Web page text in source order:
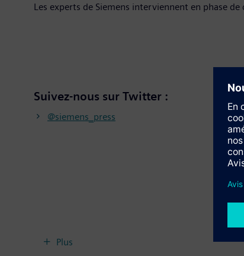
Les experts de Siemens interviennent en phase
Suivez-nous sur Twitter :
@siemens_press
Plus